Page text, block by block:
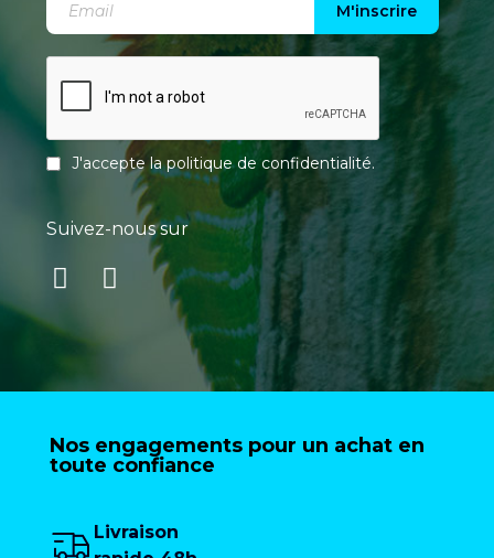
M'inscrire
J'accepte lapolitique de confidentialité.
Suivez-nous sur
Nos engagements pour un achat en
toute confiance
Livraison